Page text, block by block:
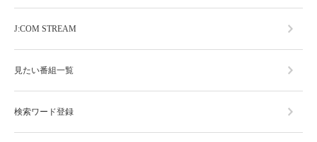
J:COM STREAM
見たい番組一覧
検索ワード登録